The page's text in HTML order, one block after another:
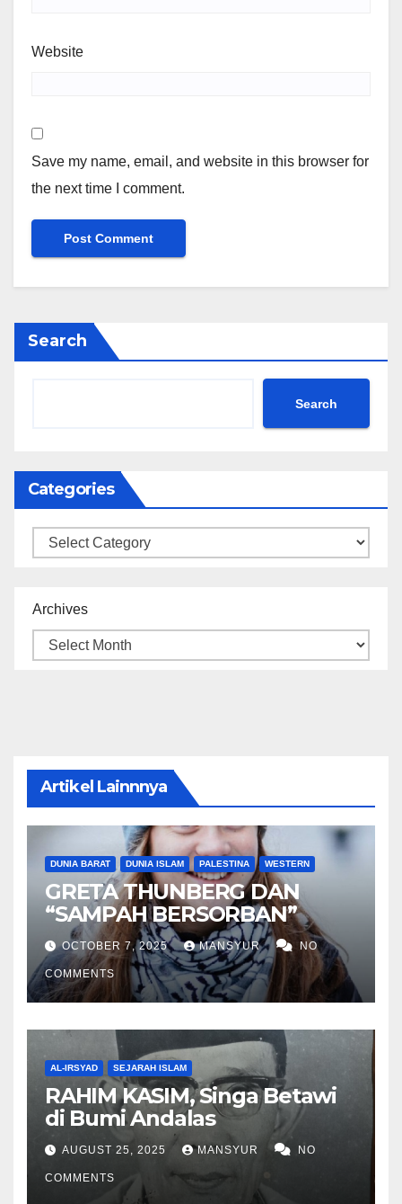
Website
Save my name, email, and website in this browser for
the next time I comment.
Search
Search
Categories
Categories
Archives
Artikel Lainnnya
DUNIA BARAT DUNIA ISLAM PALESTINA WESTERN
GRETA THUNBERG DAN
“SAMPAH BERSORBAN”
OCTOBER 7, 2025 MANSYUR NO
COMMENTS
AL-IRSYAD SEJARAH ISLAM
RAHIM KASIM, Singa Betawi
di Bumi Andalas
AUGUST 25, 2025 MANSYUR NO
COMMENTS